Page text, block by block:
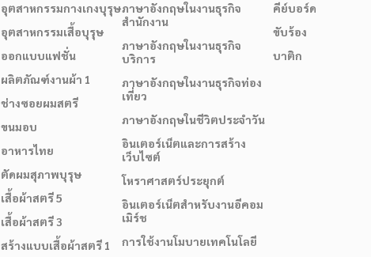
อุตสาหกรรมกางเกงบุรุษ
อุตสาหกรรมเสื้อบุรุษ
ออกแบบแฟชั่น
ผลิตภัณฑ์งานผ้า 1
ช่างซอยผมสตรี
ขนมอบ
อาหารไทย
ตัดผมสุภาพบุรุษ
เสื้อผ้าสตรี 5
เสื้อผ้าสตรี 3
สร้างแบบเสื้อผ้าสตรี 1
ภาษาอังกฤษในงานธุรกิจ
สำนักงาน
ภาษาอังกฤษในงานธุรกิจ
บริการ
ภาษาอังกฤษในงานธุรกิจท่อง
เที่ยว
ภาษาอังกฤษในชีวิตประจำวัน
อินเตอร์เน็ตและการสร้าง
เว็บไซต์
โหราศาสตร์ประยุกต์
อินเตอร์เน็ตสำหรับงานอีคอม
เมิร์ช
การใช้งานโมบายเทคโนโลยี
คีย์บอร์ด
ขับร้อง
บาติก